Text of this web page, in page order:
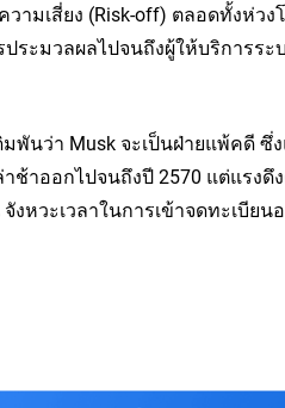
วามเสี่ยง (Risk-off) ตลอดทั้งห่
ประมวลผลไปจนถึงผู้ให้บริการ
พันว่า Musk จะเป็นฝ่ายแพ้คดี ซึ่
าช้าออกไปจนถึงปี 2570 แต่แรง
งหวะเวลาในการเข้าจดทะเบี